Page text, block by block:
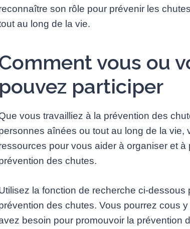
son rôle pour prévenir les
au long de la vie.
vous ou
pouvez participer
vous travailliez à la prévention des
aînées ou tout au long de la vie,
pour vous aider à organiser et
des chutes.
la fonction de recherche ci-
des chutes. Vous pourrez cous
besoin pour promouvoir la prévention